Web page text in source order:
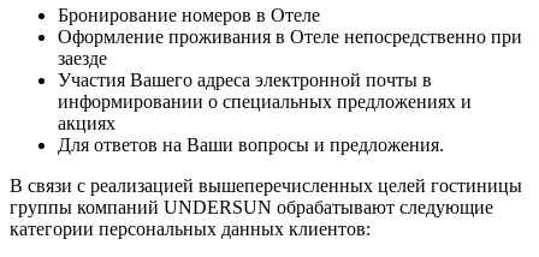
Бронирование номеров в Отеле
Оформление проживания в Отеле непосредственно при
заезде
Участия Вашего адреса электронной почты в
информировании о специальных предложениях и
акциях
Для ответов на Ваши вопросы и предложения.
В связи с реализацией вышеперечисленных целей гостиницы
группы компаний UNDERSUN обрабатывают следующие
категории персональных данных клиентов: